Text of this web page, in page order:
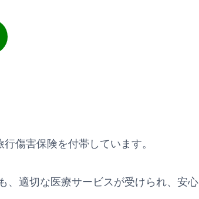
傷害保険を付帯しています。
、適切な医療サービスが受けられ、安心